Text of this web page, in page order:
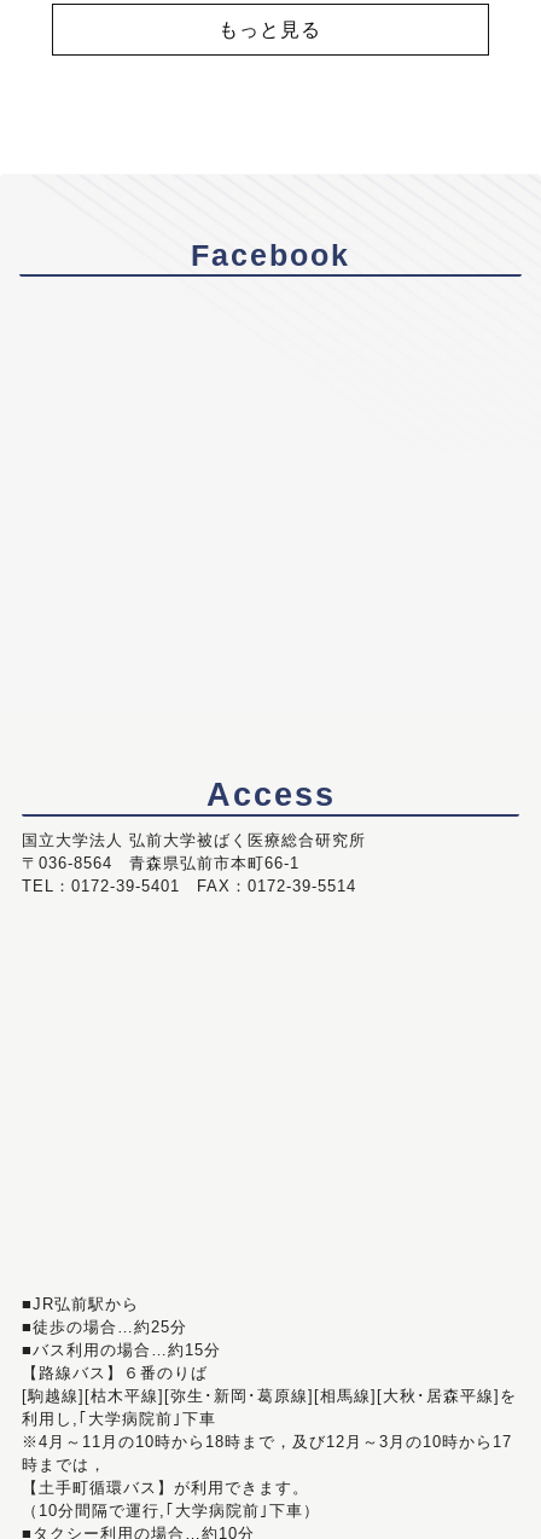
もっと見る
Facebook
Access
国立大学法人 弘前大学被ばく医療総合研究所
〒036-8564 青森県弘前市本町66-1
TEL：0172-39-5401 FAX：0172-39-5514
■JR弘前駅から
■徒歩の場合…約25分
■バス利用の場合…約15分
【路線バス】６番のりば
[駒越線][枯木平線][弥生･新岡･葛原線][相馬線][大秋･居森平線]を
利用し,｢大学病院前｣下車
※4月～11月の10時から18時まで，及び12月～3月の10時から17
時までは，
【土手町循環バス】が利用できます。
（10分間隔で運行,｢大学病院前｣下車）
■タクシー利用の場合…約10分